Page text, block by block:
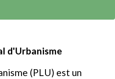
d'Urbanisme
(PLU) est un